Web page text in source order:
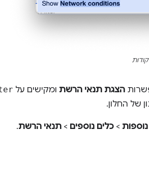
הצגת תנאי הרשת ומקישים על
של החלון.
> כלים נוספים > תנאי הרשת.